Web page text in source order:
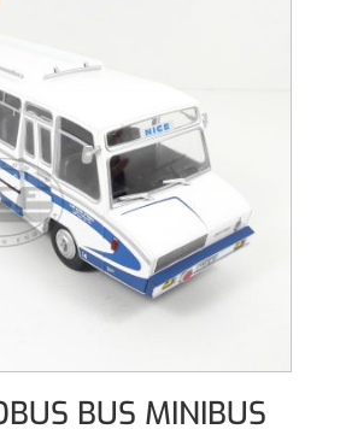
BUS MINIBUS